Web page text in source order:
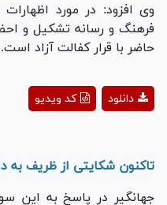
وی افزود: در مورد
فرهنگ و رسانه تشکیل و
حاضر با قرار کفالت آزاد است.
Playکد ویدیو دانلود
تاکنون شکایتی از ظریف
جهانگیر در پاسخ به این